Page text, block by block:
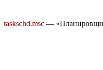
taskschd.msc —